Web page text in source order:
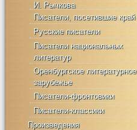
И. Рычкова
Писатели, посетившие край
Русские писатели
Писатели национальных
литератур
Оренбургское литературное
зарубежье
Писатели-фронтовики
Писатели-классики
Произведения